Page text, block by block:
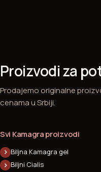
Proizvodi za
Prodajemo originalne
cenama u Srbiji.
Svi Kamagra proizvodi
Biljna Kamagra gel
Biljni Cialis